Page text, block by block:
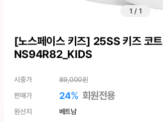
1 / 1
[노스페이스 키즈] 25SS 키즈 코트
NS94R82_KIDS
시중가 89,000원
판매가
24% 회원전용
원산지
베트남